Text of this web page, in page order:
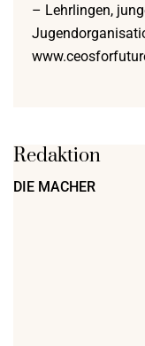
– Lehrlingen,
Redaktion
DIE MACHER